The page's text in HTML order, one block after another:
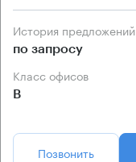
История предложений
по запросу
Класс офисов
B
Позвонить